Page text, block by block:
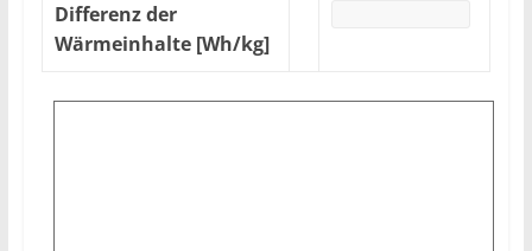
Differenz der
Wärmeinhalte [Wh/kg]